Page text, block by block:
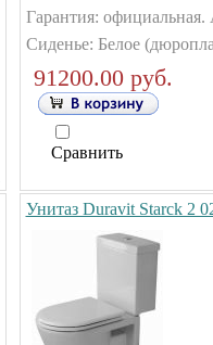
Гарантия:
Сиденье: Белое
91200.00 руб.
Сравнить
Унитаз Duravit Starck 2